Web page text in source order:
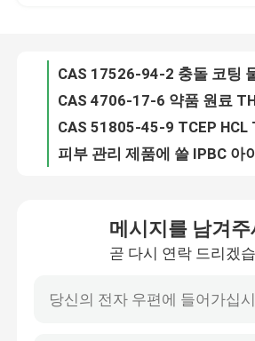
품질 관리
연락주세요
인용문을 요구하세요메시지를 남겨
곧 다시 연락 드리겠